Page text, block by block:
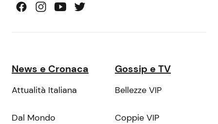
News e Cronaca
Attualità Italiana
Dal Mondo
Gossip e TV
Bellezze VIP
Coppie VIP